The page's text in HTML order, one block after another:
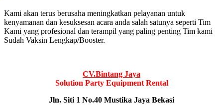
Kami akan terus berusaha meningkatkan pelayanan untuk
kenyamanan dan kesuksesan acara anda salah satunya seperti Tim
Kami yang profesional dan terampil yang paling penting Tim kami
Sudah Vaksin Lengkap/Booster.
CV.Bintang Jaya
Solution Party Equipment Rental
Jln. Siti 1 No.40 Mustika Jaya Bekasi